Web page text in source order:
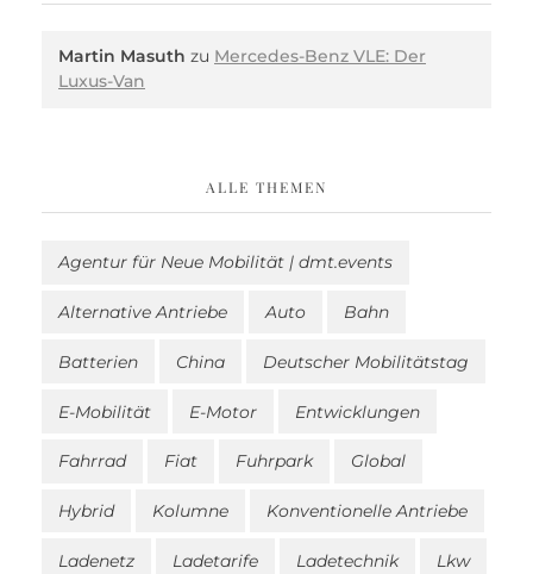
Martin Masuth zu Mercedes-Benz VLE: Der
Luxus-Van
ALLE THEMEN
Agentur für Neue Mobilität | dmt.events
Alternative Antriebe Auto Bahn
Batterien China Deutscher Mobilitätstag
E-Mobilität E-Motor Entwicklungen
Fahrrad Fiat Fuhrpark Global
Hybrid Kolumne Konventionelle Antriebe
Ladenetz Ladetarife Ladetechnik Lkw